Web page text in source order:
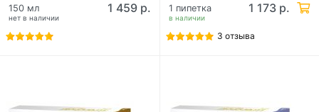
нет в наличии
150 мл 1 459 р.
в наличии
1 пипетка 1 173 р.
3 отзыва